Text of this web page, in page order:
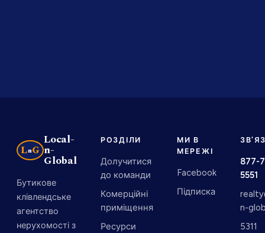
LnG
Local-
n-
Global
Бутикове
клівлендське
агентство
нерухомості з
РОЗДІЛИ
Долучитися
до команди
Комерційні
приміщення
Ресурси
МИ В
МЕРЕЖІ
Facebook
Підписка
877-
5551
n-
5311